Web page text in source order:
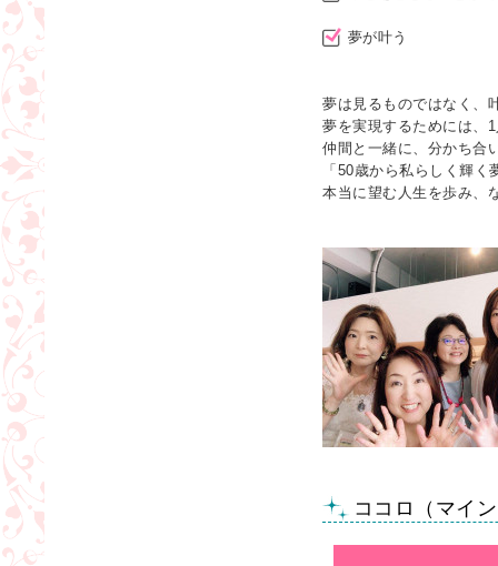
夢が叶う
夢は見るものではなく、
夢を実現するためには、
仲間と一緒に、分かち合
「50歳から私らしく輝
本当に望む人生を歩み、
ココロ（マイ